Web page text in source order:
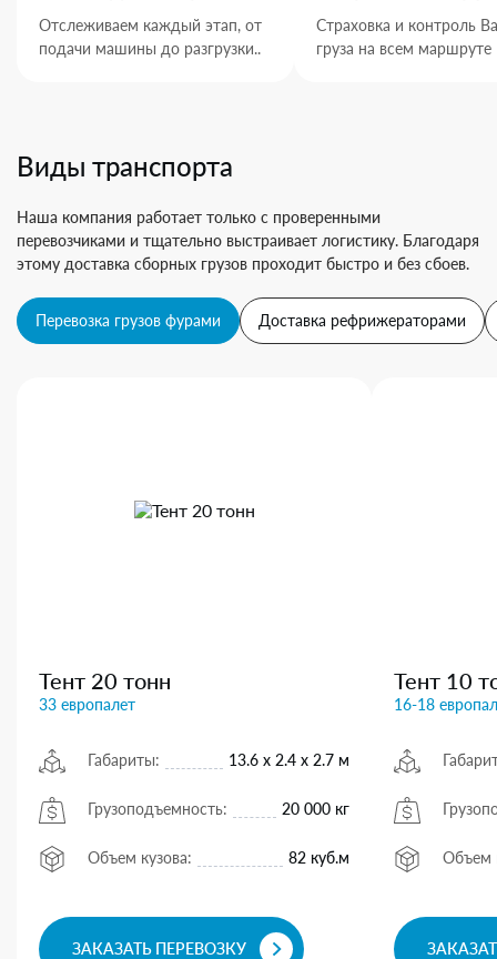
Отслеживаем каждый этап, от
подачи машины до разгрузки..
Страховка и контроль
груза на всем маршруте
Виды транспорта
Наша компания работает только с проверенными
перевозчиками и тщательно выстраивает логистику. Благодаря
этому доставка сборных грузов проходит быстро и без сбоев.
Перевозка грузов фурами Доставка рефрижераторами
Тент 20 тонн
33 европалет
Габариты: 13.6 х 2.4 х 2.7 м
Грузоподъемность: 20 000 кг
Объем кузова: 82 куб.м
ЗАКАЗАТЬ ПЕРЕВОЗКУ
Тент 10
16-18
Объем